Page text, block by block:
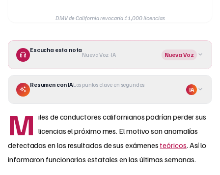
DMV de California revocaría 11,000 licencias
Escucha esta nota
Nueva Voz · IA Nueva Voz
Resumen con IALos puntos clave en segundos
IA
M iles de conductores californianos podrían perder sus
licencias el próximo mes. El motivo son anomalías
detectadas en los resultados de sus exámenes teóricos. Así lo
informaron funcionarios estatales en las últimas semanas.